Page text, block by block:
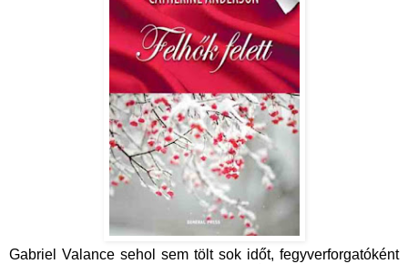
Gabriel Valance sehol sem tölt sok időt, fegyverforgatóként